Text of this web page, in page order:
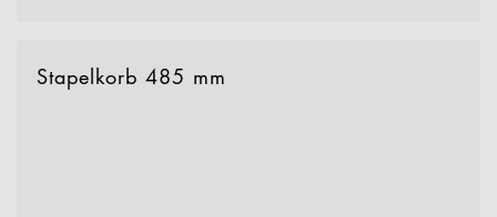
Stapelkorb 485 mm